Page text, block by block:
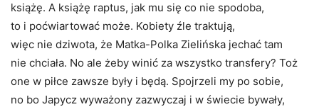
książę. A książę raptus, jak mu się co nie spodoba,
to i poćwiartować może. Kobiety źle traktują,
więc nie dziwota, że Matka-Polka Zielińska jechać tam
nie chciała. No ale żeby winić za wszystko transfery? Toż
one w piłce zawsze były i będą. Spojrzeli my po sobie,
no bo Japycz wyważony zazwyczaj i w świecie bywały,